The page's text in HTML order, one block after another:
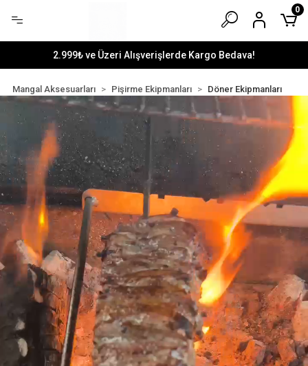
2.999₺ ve Üzeri Alışverişlerde Kargo Bedava!
0
Mangal Aksesuarları Pişirme Ekipmanları Döner Ekipmanları